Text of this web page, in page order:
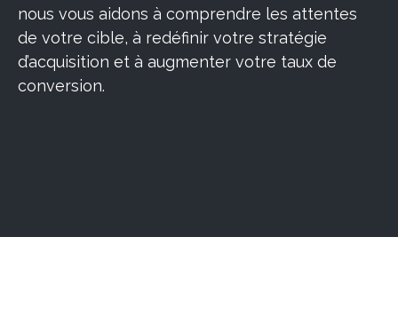
nous vous aidons à comprendre les attentes
de votre cible, à redéfinir votre stratégie
d’acquisition et à augmenter votre taux de
conversion.